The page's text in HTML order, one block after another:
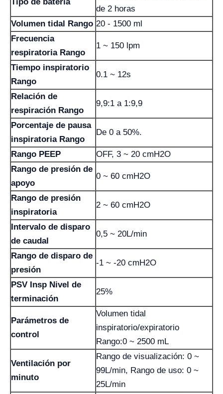
de 2 horas
Volumen tidal Rango 20 - 1500 ml
Frecuencia
respiratoria Rango
1 ~ 150 lpm
Tiempo inspiratorio
Rango
0.1 ~ 12s
Relación de
respiración Rango
9,9:1 a 1:9,9
Porcentaje de pausa
inspiratoria Rango
De 0 a 50%.
Rango PEEP
OFF, 3 ~ 20 cmH2O
Rango de presión de
apoyo
0 ~ 60 cmH2O
Rango de presión
inspiratoria
2 ~ 60 cmH2O
Intervalo de disparo
de caudal
0,5 ~ 20L/min
Rango de disparo de
presión
-1 ~ -20 cmH2O
PSV Insp Nivel de
terminación
25%
Parámetros de
control
Volumen tidal
inspiratorio/expiratorio
Rango:0 ~ 2500 mL
Ventilación por
minuto
Rango de visualización: 0 ~
99L/min, Rango de uso: 0 ~
25L/min